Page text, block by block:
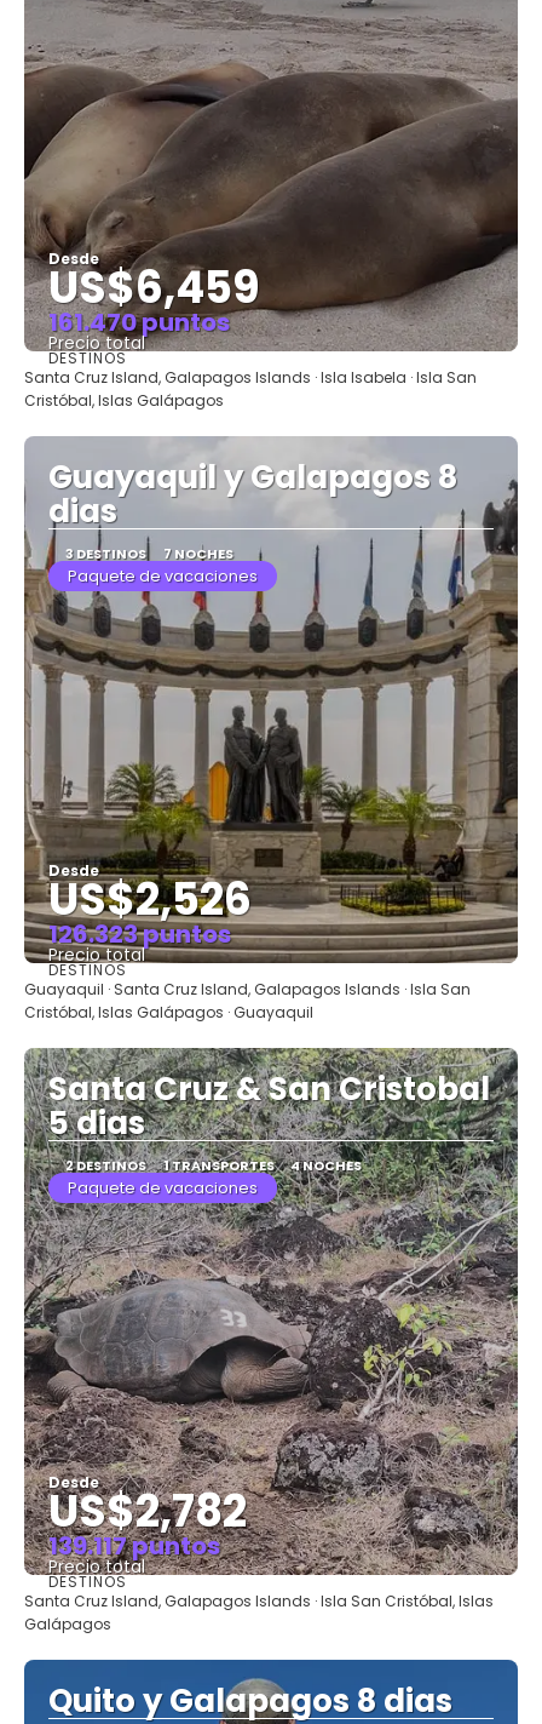
Desde
US$6,459
161.470 puntos
Precio total
Ver
DESTINOS
Santa Cruz Island, Galapagos Islands · Isla Isabela · Isla San
Cristóbal, Islas Galápagos
Guayaquil y Galapagos 8
dias
3 DESTINOS 7 NOCHES
Paquete de vacaciones
Desde
US$2,526
126.323 puntos
Precio total
Ver
DESTINOS
Guayaquil · Santa Cruz Island, Galapagos Islands · Isla San
Cristóbal, Islas Galápagos · Guayaquil
Santa Cruz & San Cristobal
5 dias
2 DESTINOS 1 TRANSPORTES 4 NOCHES
Paquete de vacaciones
Desde
US$2,782
139.117 puntos
Precio total
Ver
DESTINOS
Santa Cruz Island, Galapagos Islands · Isla San Cristóbal, Islas
Galápagos
Quito y Galapagos 8 dias